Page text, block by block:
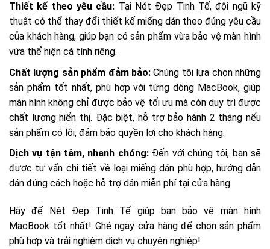
Thiết kế theo yêu cầu: Tại Nét Đẹp Tinh Tế, đội ngũ kỹ
thuật có thể thay đổi thiết kế miếng dán theo đúng yêu cầu
của khách hàng, giúp bạn có sản phẩm vừa bảo vệ màn hình
vừa thể hiện cá tính riêng.
Chất lượng sản phẩm đảm bảo: Chúng tôi lựa chọn những
sản phẩm tốt nhất, phù hợp với từng dòng MacBook, giúp
màn hình không chỉ được bảo vệ tối ưu mà còn duy trì được
chất lượng hiển thị. Đặc biệt, hỗ trợ bảo hành 2 tháng nếu
sản phẩm có lỗi, đảm bảo quyền lợi cho khách hàng.
Dịch vụ tận tâm, nhanh chóng:Đến với chúng tôi, bạn sẽ
được tư vấn chi tiết về loại miếng dán phù hợp, hướng dẫn
dán đúng cách hoặc hỗ trợ dán miễn phí tại cửa hàng.
Hãy để Nét Đẹp Tinh Tế giúp bạn bảo vệ màn hình
MacBook tốt nhất! Ghé ngay cửa hàng để chọn sản phẩm
phù hợp và trải nghiệm dịch vụ chuyên nghiệp!